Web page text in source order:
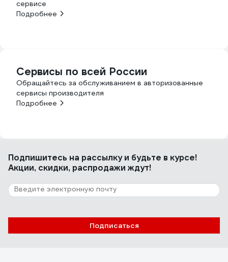
сервисе
Подробнее
Сервисы по всей России
Обращайтесь за обслуживанием в авторизованные
сервисы производителя
Подробнее
Подпишитесь на рассылкуи будьте в курсе!
Акции, скидки, распродажи ждут!
Подписаться